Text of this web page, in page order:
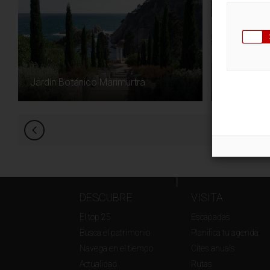
Jardín Botánico Marimurtra
DESCUBRE
El top 25
Busca el patrimonio
Navega en el tiempo
Actualidad
VISITA
Escapadas
Planifica tu agenda
Cites anuals
Rutas